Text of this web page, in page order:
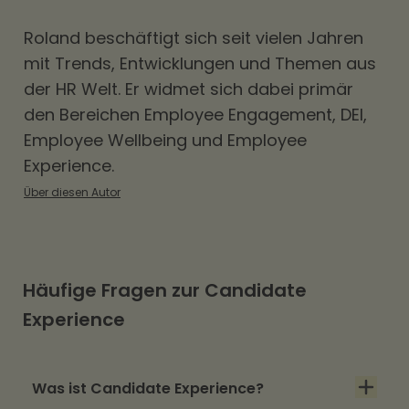
Roland beschäftigt sich seit vielen Jahren
mit Trends, Entwicklungen und Themen aus
der HR Welt. Er widmet sich dabei primär
den Bereichen Employee Engagement, DEI,
Employee Wellbeing und Employee
Experience.
Über diesen Autor
Häufige Fragen zur Candidate
Experience
Was ist Candidate Experience?